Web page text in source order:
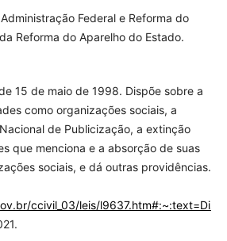
Federal e Reforma do
Reforma do Aparelho do Estado.
15 de maio de 1998. Dispõe sobre a
como organizações sociais, a
de Publicização, a extinção
que menciona e a absorção de suas
sociais, e dá outras providências.
ccivil_03/leis/